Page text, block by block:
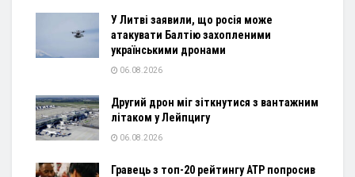
У Литві заявили, що росія може
атакувати Балтію захопленими
українськими дронами
06.08.2026
Другий дрон міг зіткнутися з вантажним
літаком у Лейпцигу
06.08.2026
Гравець з топ-20 рейтингу ATP попросив